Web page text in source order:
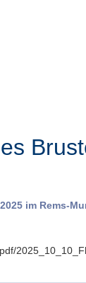
im Rems-